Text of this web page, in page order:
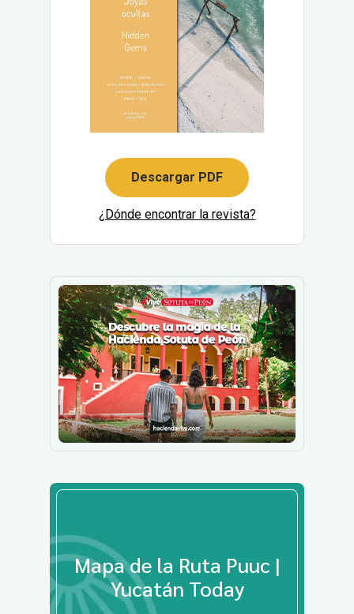
Descargar PDF
¿Dónde encontrar la revista?
Mapa de la Ruta Puuc |
Yucatán Today